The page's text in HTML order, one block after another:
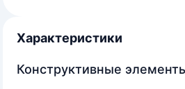
Характеристики
Конструктивные